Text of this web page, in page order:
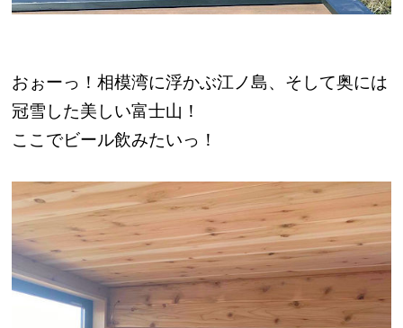
おぉーっ！相模湾に浮かぶ江ノ島、そして奥には
冠雪した美しい富士山！
ここでビール飲みたいっ！